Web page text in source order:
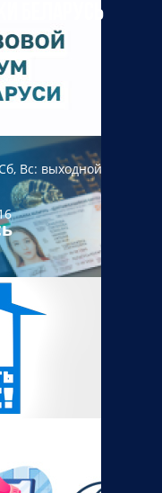
БЕЛАРУСЬ
Вс: выходной